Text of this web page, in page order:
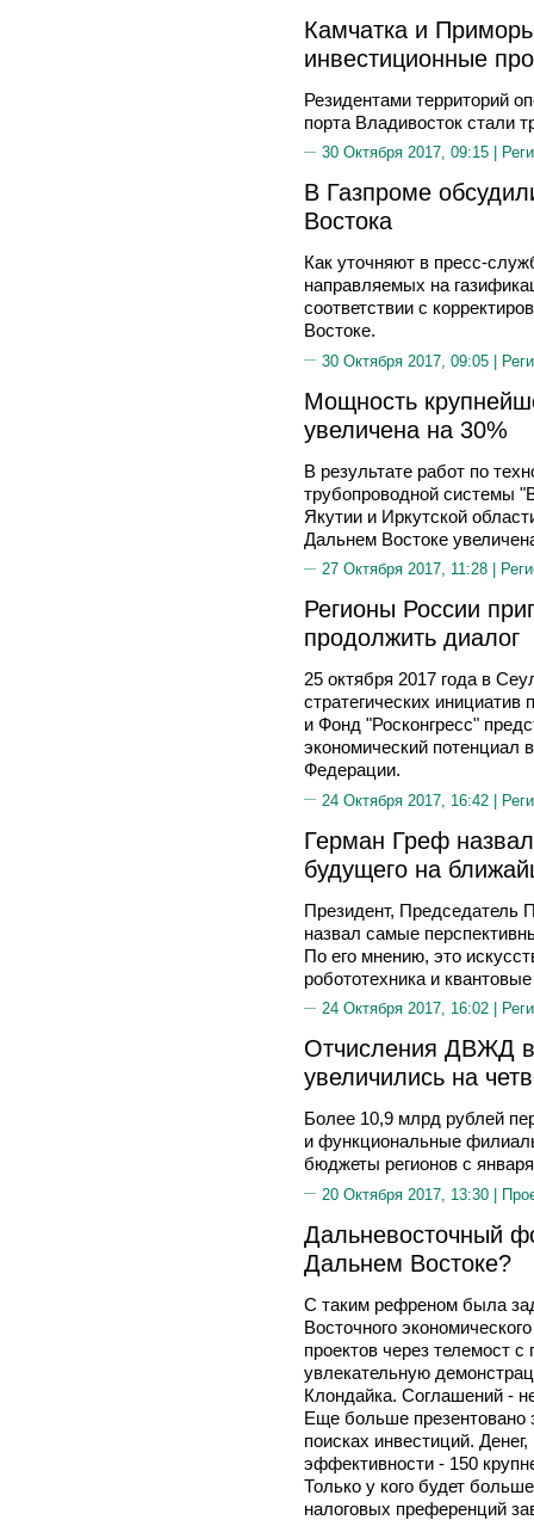
Камчатка и
инвестиционные
Резидентами территорий
порта Владивосток стали
30 Октября 2017, 09:15 |
В Газпроме
Востока
Как уточняют в пресс-
направляемых на
соответствии с
Востоке.
30 Октября 2017, 09:05 |
Мощность
увеличена на 30%
В результате работ по
трубопроводной системы
Якутии и Иркутской
Дальнем Востоке
27 Октября 2017, 11:28 |
Регионы России
продолжить диалог
25 октября 2017 года в
стратегических
и Фонд "Росконгресс"
экономический потенциал
Федерации.
24 Октября 2017, 16:42 |
Герман Греф
будущего на
Президент, Председатель
назвал самые
По его мнению, это
робототехника и
24 Октября 2017, 16:02 |
Отчисления ДВЖД
увеличились на
Более 10,9 млрд рублей
и функциональные
бюджеты регионов с
20 Октября 2017, 13:30 |
Дальневосточный
Дальнем Востоке?
С таким рефреном была
Восточного
проектов через телемост
увлекательную
Клондайка. Соглашений -
Еще больше презентовано
поисках инвестиций.
эффективности - 150
Только у кого будет
налоговых преференций